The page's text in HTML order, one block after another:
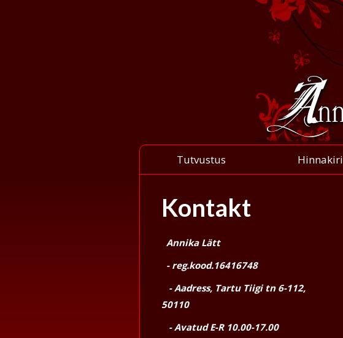
Tutvustus Hinnakiri
Kontakt
Annika Lätt
- reg.kood.16416748
- Aadress, Tartu Tiigi tn 6-112,
50110
- Avatud E-R 10.00-17.00